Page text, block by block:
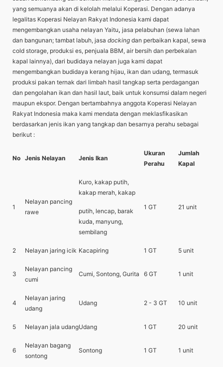
yang semuanya akan di kelolah melalui Koperasi. Dengan adanya
legalitas Koperasi Nelayan Rakyat Indonesia kami dapat
mengembangkan usaha nelayan Yaitu, jasa pelabuhan (sewa lahan
dan bangunan; tambat labuh, jasa docking dan perbaikan kapal, sewa
cold storage, produksi es, penjuala BBM, air bersih dan perbekalan
kapal lainnya), dari budidaya nelayan juga kami dapat
mengembangkan budidaya kerang hijau, ikan dan udang, termasuk
produksi pakan ternak dari limbah hasil tangkap serta perdagangan
dan pengolahan ikan dan hasil laut, baik untuk konsumsi dalam negeri
maupun ekspor. Dengan bertambahnya anggota Koperasi Nelayan
Rakyat Indonesia maka kami mendata dengan meklasfikasikan
berdasarkan jenis ikan yang tangkap dan besarnya perahu sebagai
berikut :
No Jenis Nelayan Jenis Ikan
Ukuran
Perahu
Jumlah
Kapal
1
Nelayan pancing
rawe
Kuro, kakap putih,
kakap merah, kakap
putih, lencap, barak
kuda, manyung,
sembilang
1 GT 21 unit
2 Nelayan jaring icik Kacapiring 1 GT 5 unit
3
Nelayan pancing
cumi
Cumi, Sontong, Gurita 6 GT 1 unit
4
Nelayan jaring
udang
Udang 2 - 3 GT 10 unit
5 Nelayan jala udangUdang 1 GT 20 unit
6
Nelayan bagang
sontong
Sontong 1 GT 1 unit